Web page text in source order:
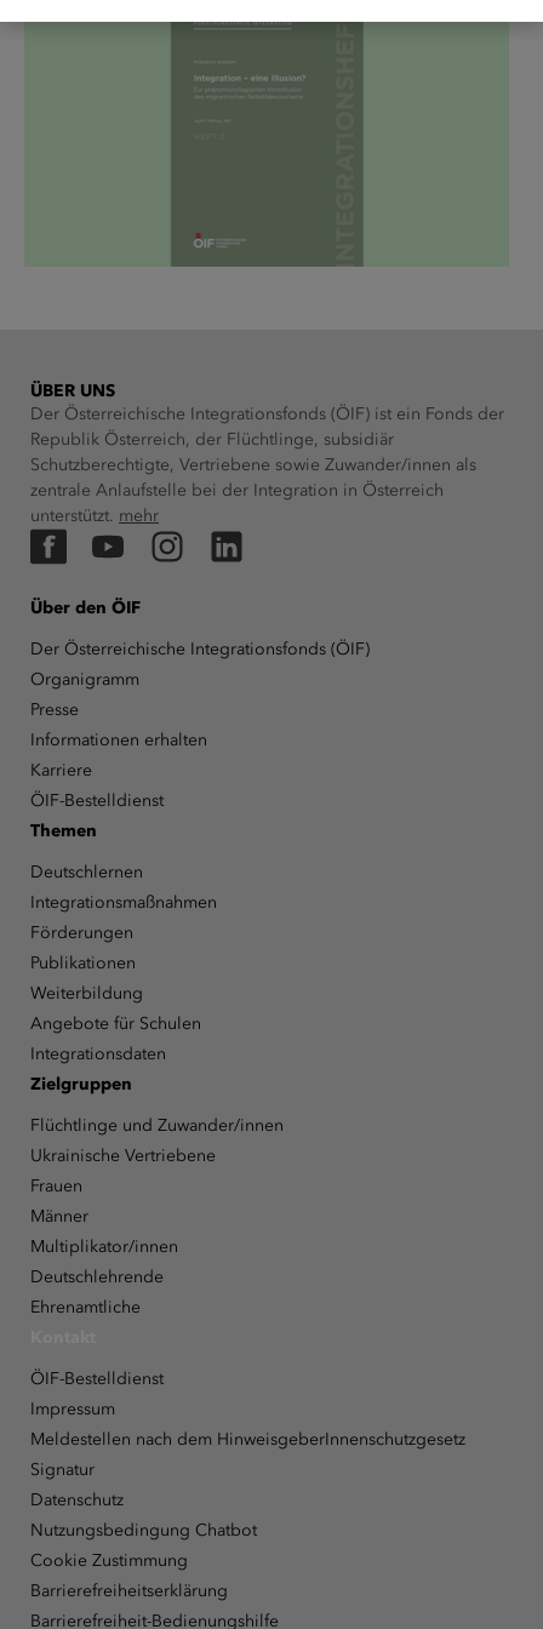
ÜBER UNS
Der Österreichische Integrationsfonds (ÖIF) ist ein Fonds der
Republik Österreich, der Flüchtlinge, subsidiär
Schutzberechtigte, Vertriebene sowie Zuwander/innen als
zentrale Anlaufstelle bei der Integration in Österreich
unterstützt. mehr
FacebookYouTubeInstagramLinkedIn
Über den ÖIF
Der Österreichische Integrationsfonds (ÖIF)
Organigramm
Presse
Informationen erhalten
Karriere
ÖIF-Bestelldienst
Themen
Deutschlernen
Integrationsmaßnahmen
Förderungen
Publikationen
Weiterbildung
Angebote für Schulen
Integrationsdaten
Zielgruppen
Flüchtlinge und Zuwander/innen
Ukrainische Vertriebene
Frauen
Männer
Multiplikator/innen
Deutschlehrende
Ehrenamtliche
ÖIF-Bestelldienst
Impressum
Meldestellen nach dem HinweisgeberInnenschutzgesetz
Signatur
Datenschutz
Nutzungsbedingung Chatbot
Cookie Zustimmung
Barrierefreiheitserklärung
Barrierefreiheit-Bedienungshilfe